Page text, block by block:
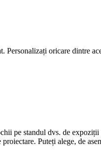
Personalizați oricare dintre
pe standul dvs. de
Puteți alege, de